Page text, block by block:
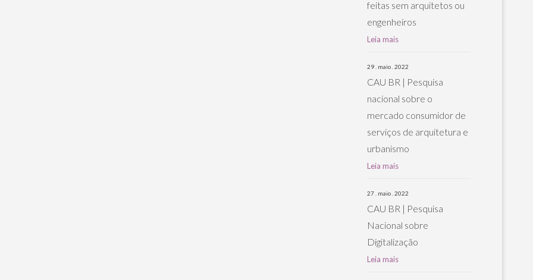
feitas sem arquitetos ou
engenheiros
Leia mais
29 . maio . 2022
CAU BR | Pesquisa
nacional sobre o
mercado consumidor de
serviços de arquitetura e
urbanismo
Leia mais
27 . maio . 2022
CAU BR | Pesquisa
Nacional sobre
Digitalização
Leia mais